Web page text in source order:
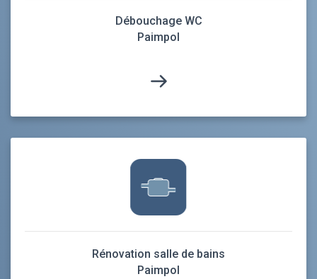
Débouchage WC
Paimpol
Rénovation salle de bains
Paimpol